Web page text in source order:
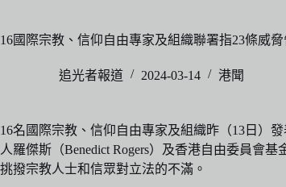
16國際宗教、信仰自由專家及組織聯署指23條威
追光者報道 2024-03-14 港聞
16名國際宗教、信仰自由專家及組織昨（13日）發
人羅傑斯（Benedict Rogers）及香港自由委員會
挑撥宗教人士和信眾對立法的不滿。